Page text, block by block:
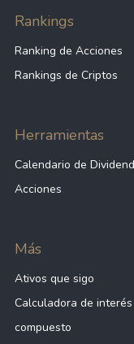
Rankings
Ranking de Acciones
Rankings de Criptos
Herramientas
Calendario de
Acciones
Más
Ativos que sigo
Calculadora de interés
compuesto